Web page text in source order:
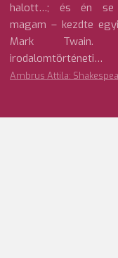
halott…; és én se
magam – kezdte
Mark
irodalomtörténeti…
Ambrus Attila: